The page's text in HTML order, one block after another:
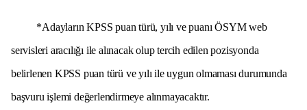
*Adayların KPSS puan türü, yılı ve puanı ÖSYM web
servisleri aracılığı ile alınacak olup tercih edilen pozisyonda
belirlenen KPSS puan türü ve yılı ile uygun olmaması durumunda
başvuru işlemi değerlendirmeye alınmayacaktır.